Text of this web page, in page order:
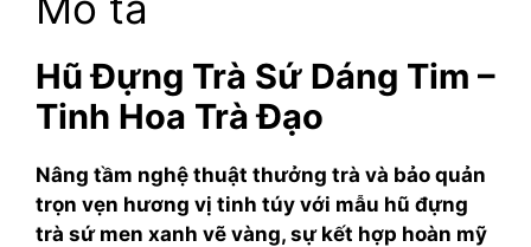
Hũ Đựng Trà Sứ Dáng Tim –
Tinh Hoa Trà Đạo
Nâng tầm nghệ thuật thưởng trà và bảo quản
trọn vẹn hương vị tinh túy với mẫu hũ đựng
trà sứ men xanh vẽ vàng, sự kết hợp hoàn mỹ